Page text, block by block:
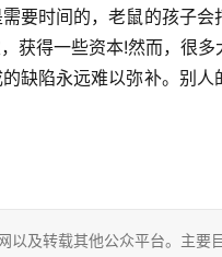
要时间的，老鼠的孩子
获得一些资本!然而，很
缺陷永远难以弥补。别
及转载其他公众平台。主要